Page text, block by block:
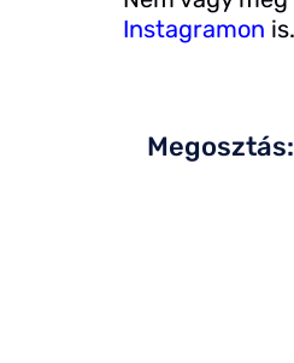
Instagramon
Megosztás: